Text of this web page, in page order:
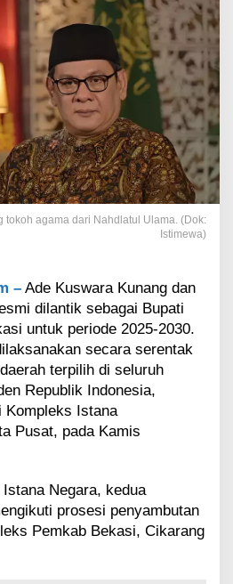
tokoh agama dari Nahdlatul Ulama. (Dok:
Istimewa)
– Ade Kuswara Kunang dan
dilantik sebagai Bupati
untuk periode 2025-2030.
secara serentak
terpilih di seluruh
Republik Indonesia,
Kompleks Istana
Pusat, pada Kamis
Negara, kedua
prosesi penyambutan
Pemkab Bekasi, Cikarang